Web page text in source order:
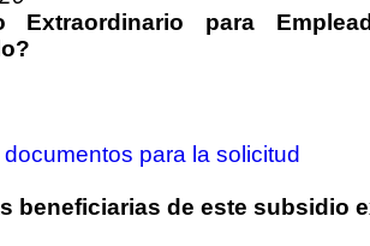
Extraordinario para
para la solicitud
beneficiarias de este subsidio